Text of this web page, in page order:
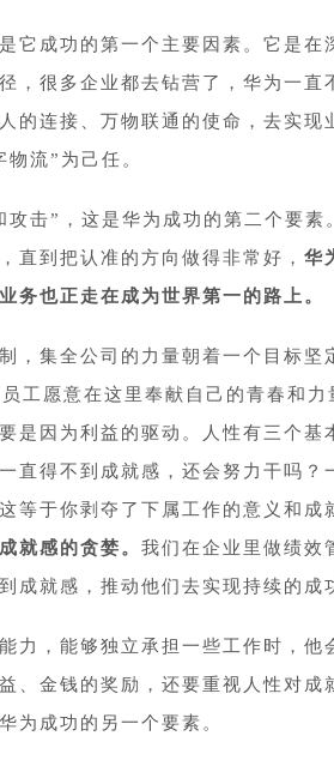
它成功的第一个主要因素。它是在
，很多企业都去钻营了，华为一直
的连接、万物联通的使命，去实现
流”为己任。
击”，这是华为成功的第二个要素
直到把认准的方向做得非常好， 华
务也正走在成为世界第一的路上。
，集全公司的力量朝着一个目标坚
工愿意在这里奉献自己的青春和力
是因为利益的驱动。人性有三个基
直得不到成就感，还会努力干吗？
等于你剥夺了下属工作的意义和成
就感的贪婪。 我们在企业里做绩效
成就感，推动他们去实现持续的成
力，能够独立承担一些工作时，他
、金钱的奖励，还要重视人性对成
为成功的另一个要素。